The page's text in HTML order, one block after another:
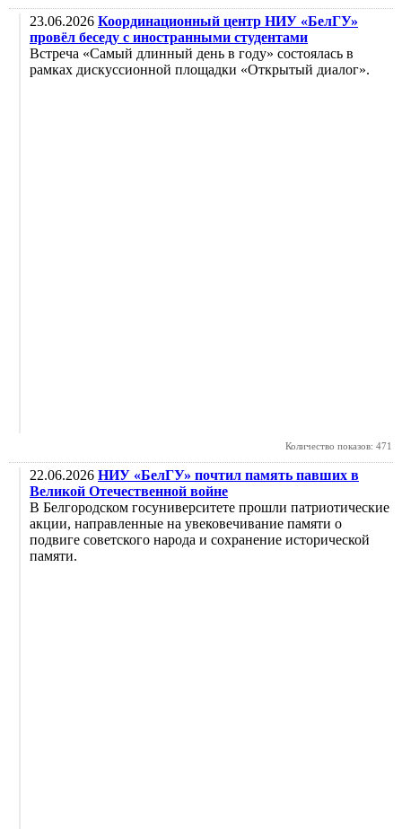
23.06.2026 Координационный центр НИУ «БелГУ»
провёл беседу с иностранными студентами
Встреча «Самый длинный день в году» состоялась в
рамках дискуссионной площадки «Открытый диалог».
Количество показов: 471
22.06.2026 НИУ «БелГУ» почтил память павших в
Великой Отечественной войне
В Белгородском госуниверситете прошли патриотические
акции, направленные на увековечивание памяти о
подвиге советского народа и сохранение исторической
памяти.